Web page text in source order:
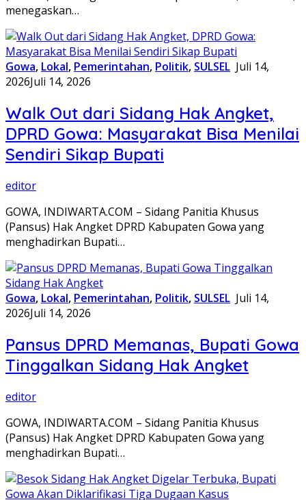
menegaskan…
Gowa, Lokal, Pemerintahan, Politik, SULSEL Juli 14,
2026Juli 14, 2026
Walk Out dari Sidang Hak Angket,
DPRD Gowa: Masyarakat Bisa Menilai
Sendiri Sikap Bupati
editor
GOWA, INDIWARTA.COM – Sidang Panitia Khusus
(Pansus) Hak Angket DPRD Kabupaten Gowa yang
menghadirkan Bupati…
Gowa, Lokal, Pemerintahan, Politik, SULSEL Juli 14,
2026Juli 14, 2026
Pansus DPRD Memanas, Bupati Gowa
Tinggalkan Sidang Hak Angket
editor
GOWA, INDIWARTA.COM – Sidang Panitia Khusus
(Pansus) Hak Angket DPRD Kabupaten Gowa yang
menghadirkan Bupati…